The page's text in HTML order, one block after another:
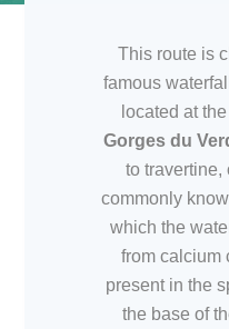
This route is
famous
located at
Gorges du
to travertine,
commonly
which the
from calcium
present in the
the base of